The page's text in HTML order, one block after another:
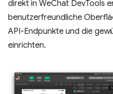
direkt in WeChat DevTools
benutzerfreundliche
API-Endpunkte und die
einrichten.